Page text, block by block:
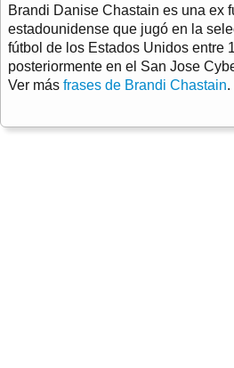
Brandi Danise Chastain es una ex
estadounidense que jugó en la
fútbol de los Estados Unidos entre
posteriormente en el San Jose
Ver más frases de Brandi Chastain.